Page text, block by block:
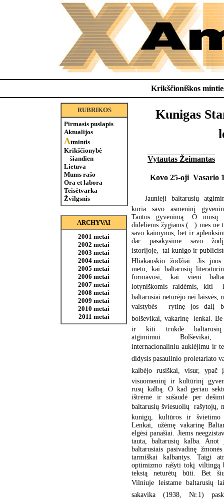
Krikščioniškos
RUBRIKOS
Pirmasis puslapis
Aktualijos
Atmintis
Krikščionybė
šiandien
Lietuva
Mums rašo
Ora et labora
Teisėtvarka
Žvilgsnis
ARCHYVAI
2001 metai
2002 metai
2003 metai
2004 metai
2005 metai
2006 metai
2007 metai
2008 metai
2009 metai
2010 metai
2011 metai
Kunigas
Vytautas Žeimantas
Kovo 25-oji  Vasario
Jaunieji baltarusių
kuria savo asmeninį
Tautos gyvenimą. O mūsų
dideliems žygiams (...) mes ne
savo kaimynus, bet ir
dar pasakysime savo
istorijoje,  tai kunigo ir
Hliakauskio žodžiai. Jis juos
metu, kai baltarusių
formavosi, kai vieni
lotyniškomis raidėmis, kiti 
baltarusiai neturėjo nei laisvės,
valstybės  rytinę jos dalį
bolševikai, vakarinę  lenkai.
ir kiti trukdė baltarusių
atgimimui. Bolševikai,
internacionaliniu auklėjimu ir
didysis pasaulinio proletariato
kalbėjo rusiškai, visur, ypač
visuomeninį ir kultūrinį
rusų kalbą. O kad geriau
ištrėmė ir sušaudė per
baltarusių šviesuolių  rašytojų,
kunigų, kultūros ir švietimo
Lenkai, užėmę vakarinę
elgėsi panašiai. Jiems
tauta, baltarusių kalba.
baltarusiais pasivadinę
tarmiškai kalbantys. Taigi
optimizmo rašyti tokį viltingą
tekstą neturėtų būti. Bet
Vilniuje leistame baltarusių
sakavika (1938, Nr.1)